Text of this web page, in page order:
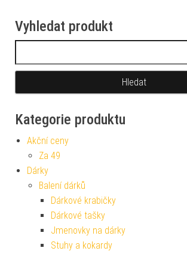
Vyhledat produkt
Kategorie produktu
Akční ceny
Za 49
Dárky
Balení dárků
Dárkové krabičky
Dárkové tašky
Jmenovky na dárky
Stuhy a kokardy